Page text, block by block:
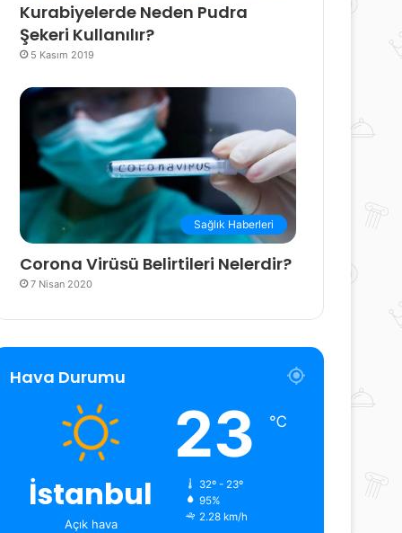
Kurabiyelerde Neden Pudra
Şekeri Kullanılır?
5 Kasım 2019
Sağlık Haberleri
Corona Virüsü Belirtileri Nelerdir?
7 Nisan 2020
Hava Durumu
İstanbul
Açık hava
23 ℃
32º - 23º
95%
2.28 km/h